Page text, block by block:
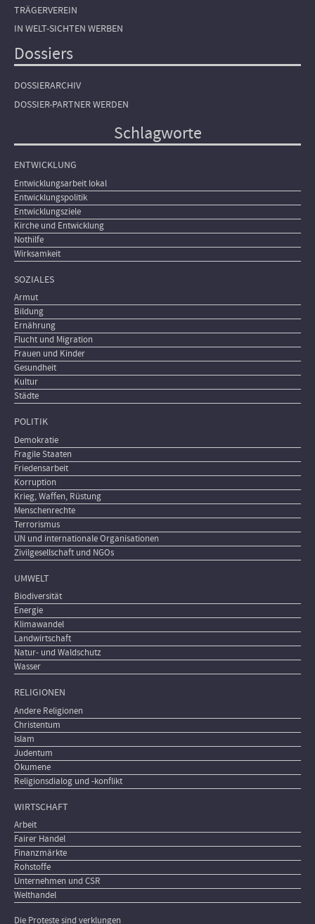
TRÄGERVEREIN
IN WELT-SICHTEN WERBEN
Dossiers
DOSSIERARCHIV
DOSSIER-PARTNER WERDEN
Schlagworte
ENTWICKLUNG
Entwicklungsarbeit lokal
Entwicklungspolitik
Entwicklungsziele
Kirche und Entwicklung
Nothilfe
Wirksamkeit
SOZIALES
Armut
Bildung
Ernährung
Flucht und Migration
Frauen und Kinder
Gesundheit
Kultur
Städte
POLITIK
Demokratie
Fragile Staaten
Friedensarbeit
Korruption
Krieg, Waffen, Rüstung
Menschenrechte
Terrorismus
UN und internationale Organisationen
Zivilgesellschaft und NGOs
UMWELT
Biodiversität
Energie
Klimawandel
Landwirtschaft
Natur- und Waldschutz
Wasser
RELIGIONEN
Andere Religionen
Christentum
Islam
Judentum
Ökumene
Religionsdialog und -konflikt
WIRTSCHAFT
Arbeit
Fairer Handel
Finanzmärkte
Rohstoffe
Unternehmen und CSR
Welthandel
Die Proteste sind verklungen